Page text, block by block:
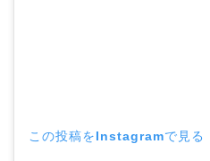
この投稿をInstagramで見る